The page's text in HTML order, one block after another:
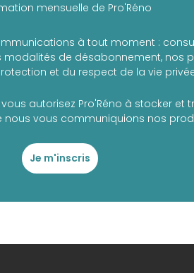
mensuelle de Pro'Réno
à tout moment :
modalités de désabonnement, nos
et du respect de la vie
autorisez Pro'Réno à stocker et
vous communiquions nos
Je m'inscris